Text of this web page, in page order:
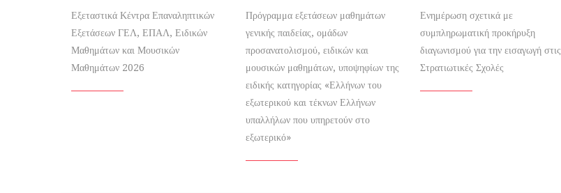
Εξεταστικά Κέντρα Επαναληπτικών
Εξετάσεων ΓΕΛ, ΕΠΑΛ, Ειδικών
Μαθημάτων και Μουσικών
Μαθημάτων 2026
Πρόγραμμα εξετάσεων μαθημάτων
γενικής παιδείας, ομάδων
προσανατολισμού, ειδικών και
μουσικών μαθημάτων, υποψηφίων της
ειδικής κατηγορίας «Ελλήνων του
εξωτερικού και τέκνων Ελλήνων
υπαλλήλων που υπηρετούν στο
εξωτερικό»
Ενημέρωση σχετικά με
συμπληρωματική προκήρυξη
διαγωνισμού για την εισαγωγή στις
Στρατιωτικές Σχολές